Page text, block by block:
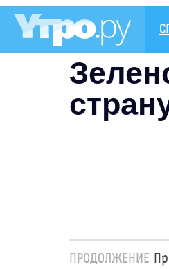
ПРОДОЛЖЕНИЕ